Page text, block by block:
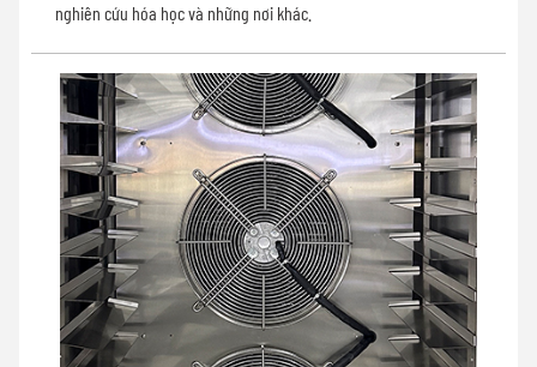
nghiên cứu hóa học và những nơi khác.